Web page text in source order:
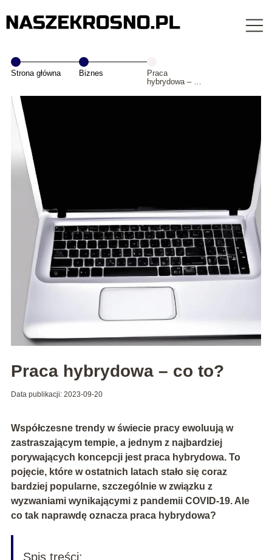
Strona główna Biznes
Praca
hybrydowa – co
Praca hybrydowa – co to?
Data publikacji: 2023-09-20
Współczesne trendy w świecie pracy ewoluują w
zastraszającym tempie, a jednym z najbardziej
porywających koncepcji jest praca hybrydowa. To
pojęcie, które w ostatnich latach stało się coraz
bardziej popularne, szczególnie w związku z
wyzwaniami wynikającymi z pandemii COVID-19. Ale
co tak naprawdę oznacza praca hybrydowa?
Spis treści: